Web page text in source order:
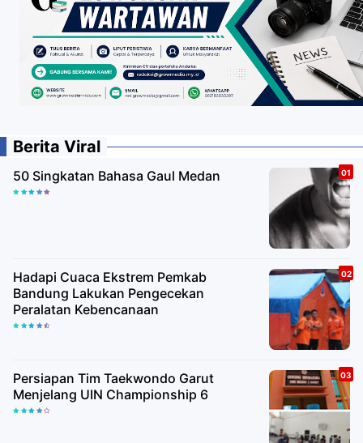
Berita Viral
50 Singkatan Bahasa Gaul Medan
Hadapi Cuaca Ekstrem Pemkab
Bandung Lakukan Pengecekan
Peralatan Kebencanaan
Persiapan Tim Taekwondo Garut
Menjelang UIN Championship 6